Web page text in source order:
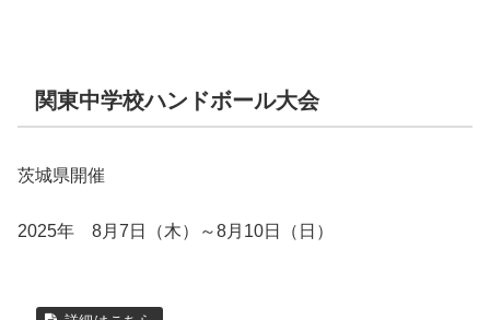
関東中学校ハンドボール大会
茨城県開催
2025年 8月7日（木）～8月10日（日）